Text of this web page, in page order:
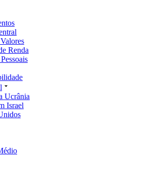
Renda
Ucrânia
Israel